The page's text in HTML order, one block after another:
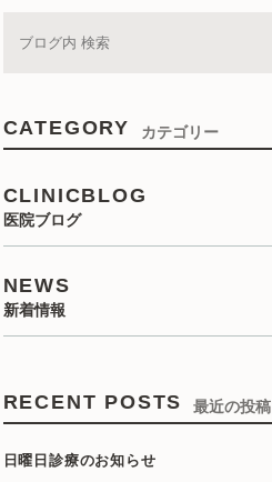
CATEGORY カテゴリー
CLINICBLOG
医院ブログ
NEWS
新着情報
RECENT POSTS 最近の投稿
日曜日診療のお知らせ